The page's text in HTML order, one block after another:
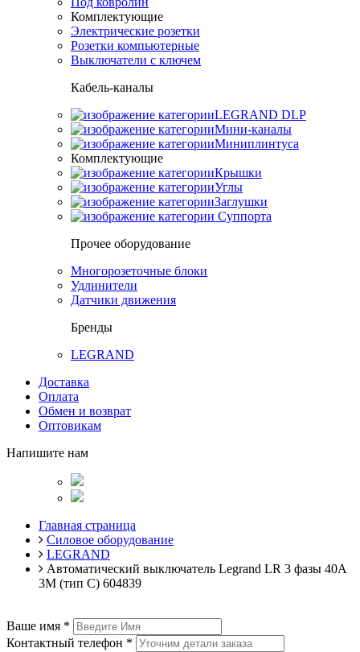
Комплектующие
Электрические розетки
Розетки компьютерные
Выключатели с ключем
Кабель-каналы
LEGRAND DLP
Мини-каналы
Миниплинтуса
Комплектующие
Крышки
Углы
Заглушки
Суппорта
Прочее оборудование
Многорозеточные блоки
Удлинители
Датчики движения
Бренды
LEGRAND
Доставка
Оплата
Обмен и возврат
Оптовикам
Напишите нам
Главная страница
Силовое оборудование
LEGRAND
Автоматический выключатель Legrand LR 3 фазы 40A
3М (тип C) 604839
Ваше имя *
Контактный телефон *